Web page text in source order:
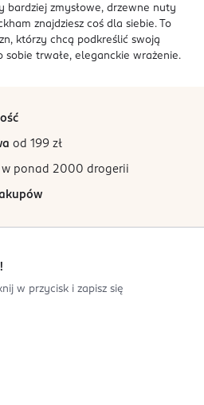
bardziej zmysłowe, drzewne nuty
znajdziesz coś dla siebie. To
którzy chcą podkreślić swoją
sobie trwałe, eleganckie wrażenie.
od 199 zł
w ponad 2000 drogerii
w przycisk i zapisz się